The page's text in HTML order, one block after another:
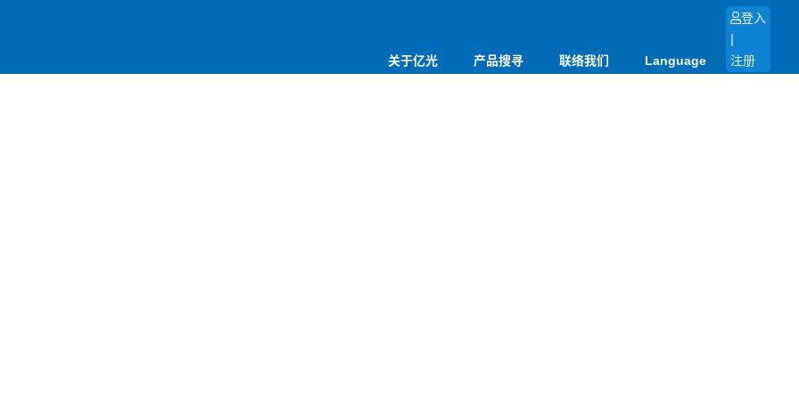
关于亿光 产品搜寻 联络我们 Language
登入
|
注册